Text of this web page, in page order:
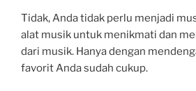
Tidak, Anda tidak perlu menjadi
alat musik untuk menikmati dan
dari musik. Hanya dengan
favorit Anda sudah cukup.